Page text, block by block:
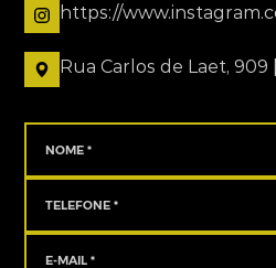
https://
Rua Carlos de Laet,